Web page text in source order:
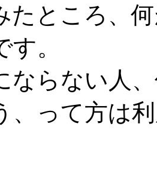
たところ、
。
ならない人
、って方は